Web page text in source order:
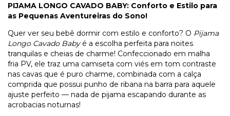
PIJAMA LONGO CAVADO BABY: Conforto e Estilo para
as Pequenas Aventureiras do Sono!
Quer ver seu bebê dormir com estilo e conforto? O Pijama
Longo Cavado Babyé a escolha perfeita para noites
tranquilas e cheias de charme! Confeccionado em malha
fria PV, ele traz uma camiseta com viés em tom contraste
nas cavas que é puro charme, combinada com a calça
comprida que possui punho de ribana na barra para aquele
ajuste perfeito — nada de pijama escapando durante as
acrobacias noturnas!